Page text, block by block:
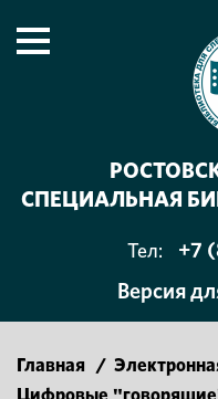
СПЕЦИАЛЬНАЯ
Тел:
+7
Версия
Главная /
Цифровые